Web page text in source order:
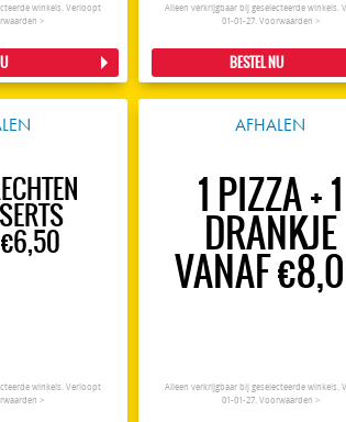
winkels. Verloopt
>
Alleen verkrijgbaar bij geselecteerde winkels.
01-01-27. Voorwaarden >
BESTEL NU
winkels. Verloopt
>
AFHALEN
1 PIZZA + 1
DRANKJE
VANAF
Alleen verkrijgbaar bij geselecteerde winkels.
01-01-27. Voorwaarden >